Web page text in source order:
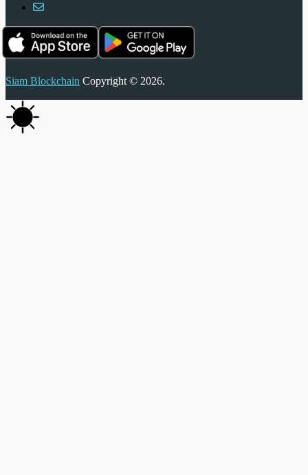
Siam Blockchain Copyright © 2026.